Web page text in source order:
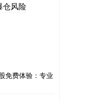
仓风险
免费体验：专业